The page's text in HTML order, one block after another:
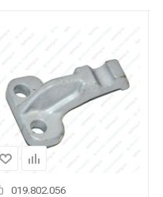
019.802.056